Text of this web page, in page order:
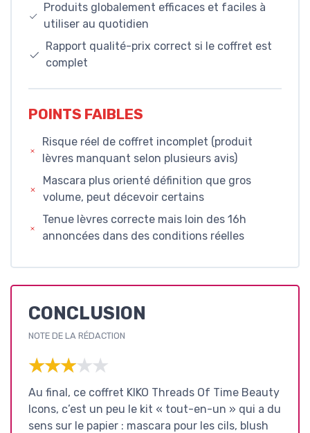
Produits globalement efficaces et faciles à
utiliser au quotidien
Rapport qualité-prix correct si le coffret est
complet
POINTS FAIBLES
Risque réel de coffret incomplet (produit
lèvres manquant selon plusieurs avis)
Mascara plus orienté définition que gros
volume, peut décevoir certains
Tenue lèvres correcte mais loin des 16h
annoncées dans des conditions réelles
CONCLUSION
NOTE DE LA RÉDACTION
★★★★★
★★★★★
Au final, ce coffret KIKO Threads Of Time Beauty
Icons, c’est un peu le kit « tout-en-un » qui a du
sens sur le papier : mascara pour les cils, blush